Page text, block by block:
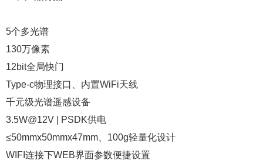
5个多光谱
130万像素
12bit全局快门
Type-c物理接口、内置WiFi天线
千元级光谱遥感设备
3.5W@12V | PSDK供电
≤50mmx50mmx47mm、100g轻量化设计
WIFI连接下WEB界面参数便捷设置